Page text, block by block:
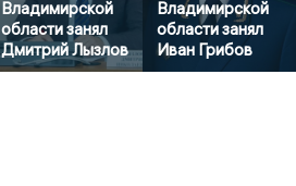
Владимирской
области занял
Дмитрий Лызлов
Владимирской
области занял
Иван Грибов